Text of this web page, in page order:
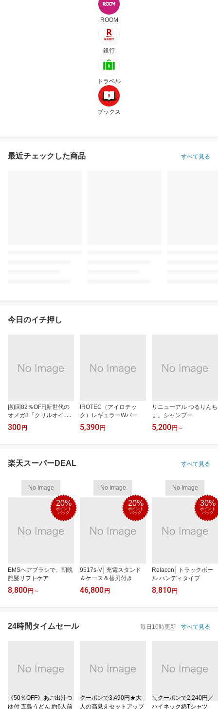
ROOM
銀行
トラベル
ブックス
最近チェックした商品 すべて見る
今日のイチ押し
[初回82％OFF]新世代の
オメガ3「クリルオイ
ル」
300 円
IROTEC（アイロテッ
ク）レギュラーWバー
5,390 円
リニューアル つるりんち
ょ。シャンプー
5,200 円 ～
楽天スーパーDEAL すべて見る
No Image
20%
ポイント
バック
EMSヘアブラシで、朝晩
艶髪リフトケア
8,800 円 ～
No Image
20%
ポイント
バック
9517s-V│充電スタンド
＆ケース＆替刃付き
46,800 円
No Image
30%
ポイント
バック
Relacon│トラックボー
ル ハンディタイプ
8,810 円
24時間タイムセール 毎日10時更新 すべて見る
《50％OFF》あご出汁つ
ゆ付 五島うどん 約6人前
クーポンで3,490円★大
人の高見えセットアップ
＼クーポンで2,240円／
ハイネック綿Tシャツ